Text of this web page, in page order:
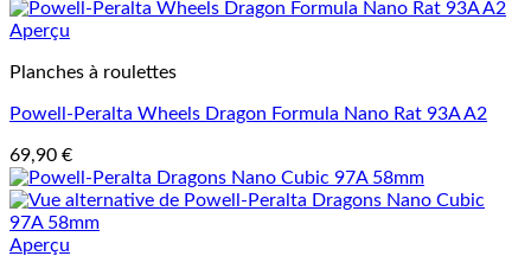
Aperçu
Planches à roulettes
Powell-Peralta Wheels Dragon Formula Nano Rat 93A A2
69,90 €
Aperçu